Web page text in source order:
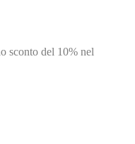
sconto del 10% nel